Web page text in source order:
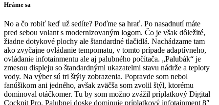
Hráme sa
No a čo robiť keď už sedíte? Poďme sa hrať. Po nasadnutí máte
pred sebou volant s modernizovaným logom. Čo je však dôležité,
žiadne dotykové plochy ale štandardné tlačidlá. Nachádzame tam
ako zvyčajne ovládanie tempomatu, v tomto prípade adaptívneho,
ovládanie infotainmentu ale aj palubného počítača. „Palubák“ je
zmesou displeju so štandardnými ukazatelmi stavu nádrže a teploty
vody. Na výber sú tri štýly zobrazenia. Popravde som nebol
fanúšikom ani jedného, avšak zväčša som zvolil štýl, ktorému
dominoval otáčkomer. Tu by som možno zvážil príplatkový Digital
Cockpit Pro. Palubnej doske dominuje príplatkový infotainment 8″